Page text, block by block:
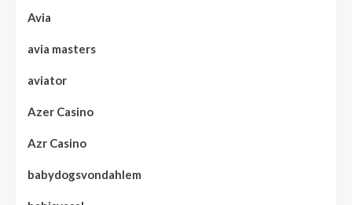
Avia
avia masters
aviator
Azer Casino
Azr Casino
babydogsvondahlem